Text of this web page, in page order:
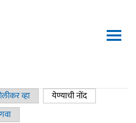
व्हा येण्याची नोंद(active tab)